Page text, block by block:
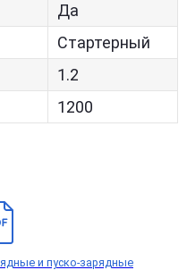
Да
Стартерный
1.2
1200
и пуско-зарядные